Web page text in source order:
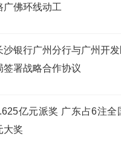
广佛环线动工
沙银行广州分行与广州开
签署战略合作协议
亿元派奖 广东占6注全
大奖